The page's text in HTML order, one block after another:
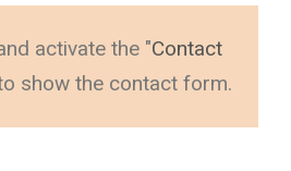
activate the "Contact
show the contact form.